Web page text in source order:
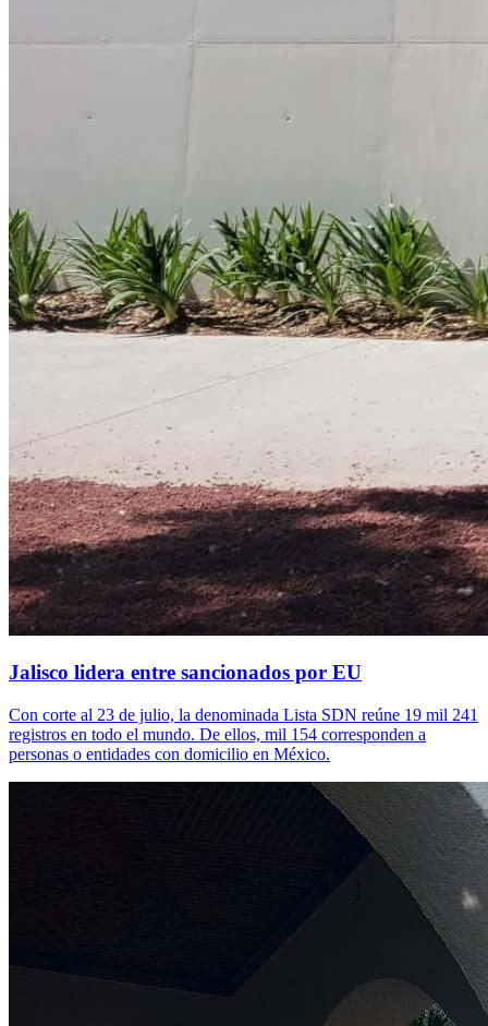
Jalisco lidera entre sancionados por EU
Con corte al 23 de julio, la denominada Lista SDN reúne 19 mil 241
registros en todo el mundo. De ellos, mil 154 corresponden a
personas o entidades con domicilio en México.